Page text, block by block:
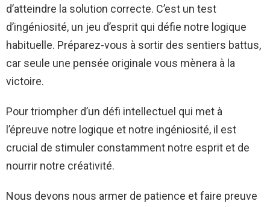
d’atteindre la solution correcte. C’est un test
d’ingéniosité, un jeu d’esprit qui défie notre logique
habituelle. Préparez-vous à sortir des sentiers battus,
car seule une pensée originale vous mènera à la
victoire.
Pour triompher d’un défi intellectuel qui met à
l’épreuve notre logique et notre ingéniosité, il est
crucial de stimuler constamment notre esprit et de
nourrir notre créativité.
Nous devons nous armer de patience et faire preuve